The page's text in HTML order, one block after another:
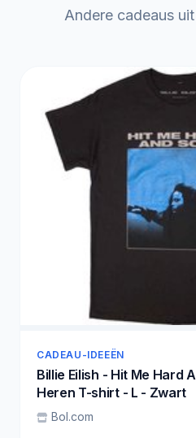
Andere cadeaus
CADEAU-IDEEËN
Billie Eilish - Hit Me Hard
Heren T-shirt - L - Zwart
Bol.com